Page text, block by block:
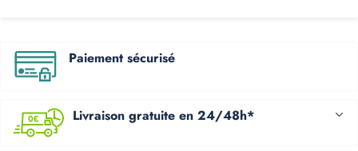
Paiement sécurisé
Livraison gratuite en 24/48h*